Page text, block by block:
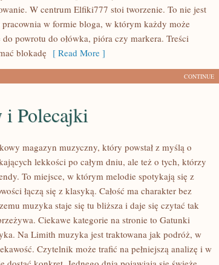
W centrum Elfiki777 stoi tworzenie. To nie jest
w formie bloga, w którym każdy może
do powrotu do ołówka, pióra czy markera. Treści
blokadę [ Read More ]
CONTINUE
i Polecajki
magazyn muzyczny, który powstał z myślą o
lekkości po całym dniu, ale też o tych, którzy
To miejsce, w którym melodie spotykają się z
łączą się z klasyką. Całość ma charakter bez
muzyka staje się tu bliższa i daje się czytać tak
Ciekawe kategorie na stronie to Gatunki
Na Limith muzyka jest traktowana jak podróż, w
Czytelnik może trafić na pełniejszą analizę i w